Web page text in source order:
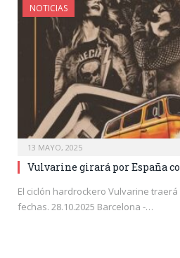
NOTICIAS
13 MAYO, 2025
Vulvarine girará por España
El ciclón hardrockero Vulvarine
fechas. 28.10.2025 Barcelona -…